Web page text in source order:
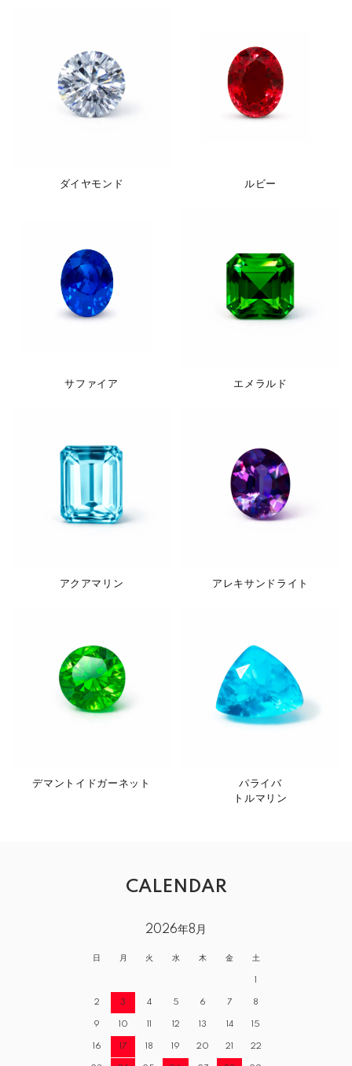
ダイヤモンド ルビー
サファイア エメラルド
アクアマリン アレキサンドライト
デマントイドガーネット
パライバ
トルマリン
CALENDAR
2026年8月
日 月 火 水 木 金 土
1
2 3 4 5 6 7 8
9 10 11 12 13 14 15
16 17 18 19 20 21 22